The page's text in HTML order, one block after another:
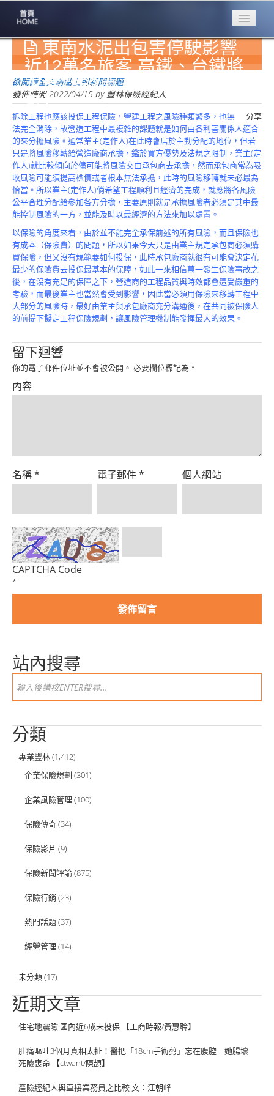
專業豐林
Professional
保險大家談
1386集
台灣商業保險
第一品牌
關於豐林
About
服務項目
Service
火災保額
估算系統
商品簡介
Product
東南水泥出包害停駛影響
近12萬名旅客 高鐵、台鐵將
求償7863萬【自由時報/鄭瑋
奇】
欲閱讀全文請點上列新聞標題
發佈時間2022/04/15 by 豐林保險經紀人
分享
拆除工程也應該投保工程保險，營建工程之風險種類繁多，也無
法完全消除，故營造工程中最複雜的課題就是如何由各利害關係人適合
的來分擔風險。通常業主(定作人)在此時會居於主動分配的地位，但若
只是將風險移轉給營造廠商承擔，鑑於買方優勢及法規之限制，業主(定
作人)就比較傾向於儘可能將風險交由承包商去承擔，然而承包商常為吸
收風險可能須提高標價或者根本無法承擔，此時的風險移轉就未必最為
恰當。所以業主(定作人)倘希望工程順利且經濟的完成，就應將各風險
公平合理分配給參加各方分擔，主要原則就是承擔風險者必須是其中最
能控制風險的一方，並能及時以最經濟的方法來加以處置。
以保險的角度來看，由於並不能完全承保前述的所有風險，而且保險也
有成本（保險費）的問題，所以如果今天只是由業主規定承包商必須購
買保險，但又沒有規範要如何投保，此時承包廠商就很有可能會決定花
最少的保險費去投保最基本的保障，如此一來相信萬一發生保險事故之
後，在沒有充足的保障之下，營造商的工程品質與時效都會遭受嚴重的
考驗，而最後業主也當然會受到影響，因此當必須用保險來移轉工程中
大部分的風險時，最好由業主與承包廠商充分溝通後，在共同被保險人
的前提下擬定工程保險規劃，讓風險管理機制能發揮最大的效果。
留下迴響
你的電子郵件位址並不會被公開。 必要欄位標記為 *
內容
名稱* 電子郵件* 個人網站
CAPTCHA Code
*
站內搜尋
分類
專業豐林(1,412)
企業保險規劃 (301)
企業風險管理 (100)
保險傳奇(34)
保險影片 (9)
保險新聞評論(875)
保險行銷 (23)
熱門話題(37)
經營管理 (14)
未分類(17)
近期文章
住宅地震險 國內近6成未投保 【工商時報/黃惠聆】
肚痛嘔吐3個月真相太扯！醫把「18cm手術剪」忘在腹腔 她腸壞
死險喪命 【ctwant/陳頡】
產險經紀人與直接業務員之比較 文：江朝峰